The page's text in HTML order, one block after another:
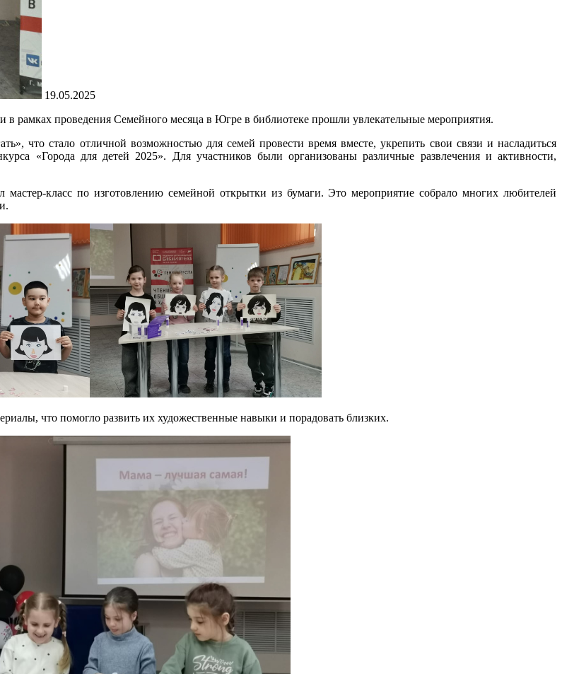
19.05.2025
рамках проведения Семейного месяца в Югре в библиотеке прошли увлекательные мероприятия.
что стало отличной возможностью для семей провести время вместе, укрепить свои связи и насладиться
«Города для детей 2025». Для участников были организованы различные развлечения и активности,
класс по изготовлению семейной открытки из бумаги. Это мероприятие собрало многих любителей
что помогло развить их художественные навыки и порадовать близких.